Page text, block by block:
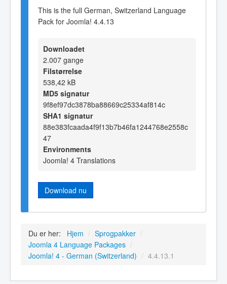
This is the full German, Switzerland Language
Pack for Joomla! 4.4.13
Downloadet
2.007 gange
Filstørrelse
538,42 kB
MD5 signatur
9f8ef97dc3878ba88669c25334af814c
SHA1 signatur
88e383fcaada4f9f13b7b46fa1244768e2558c
47
Environments
Joomla! 4 Translations
Download nu
Du er her: Hjem / Sprogpakker /
Joomla 4 Language Packages /
Joomla! 4 - German (Switzerland) / 4.4.13.1